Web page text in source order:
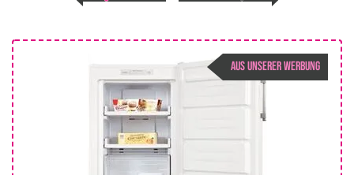
AUS UNSERER WERBUNG